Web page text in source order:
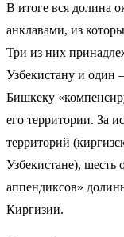
В итоге вся долина
анклавами, из
Три из них
Узбекистану и один
Бишкеку
его территории. За
территорий
Узбекистане), шесть
аппендиксов»
Киргизии.